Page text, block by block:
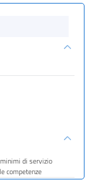
di servizio
competenze